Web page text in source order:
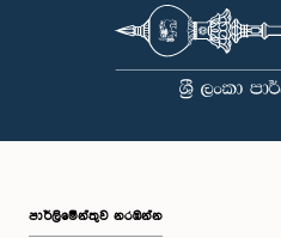
පාර්ලි‌මේන්තුව නරඹන්න